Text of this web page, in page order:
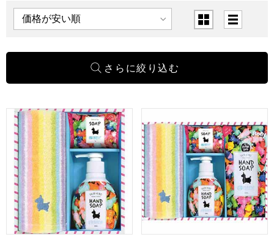
表示順 表示切替
ロディ ハンドソープ＆タオルセット[R-10F2]【年間ギフト】